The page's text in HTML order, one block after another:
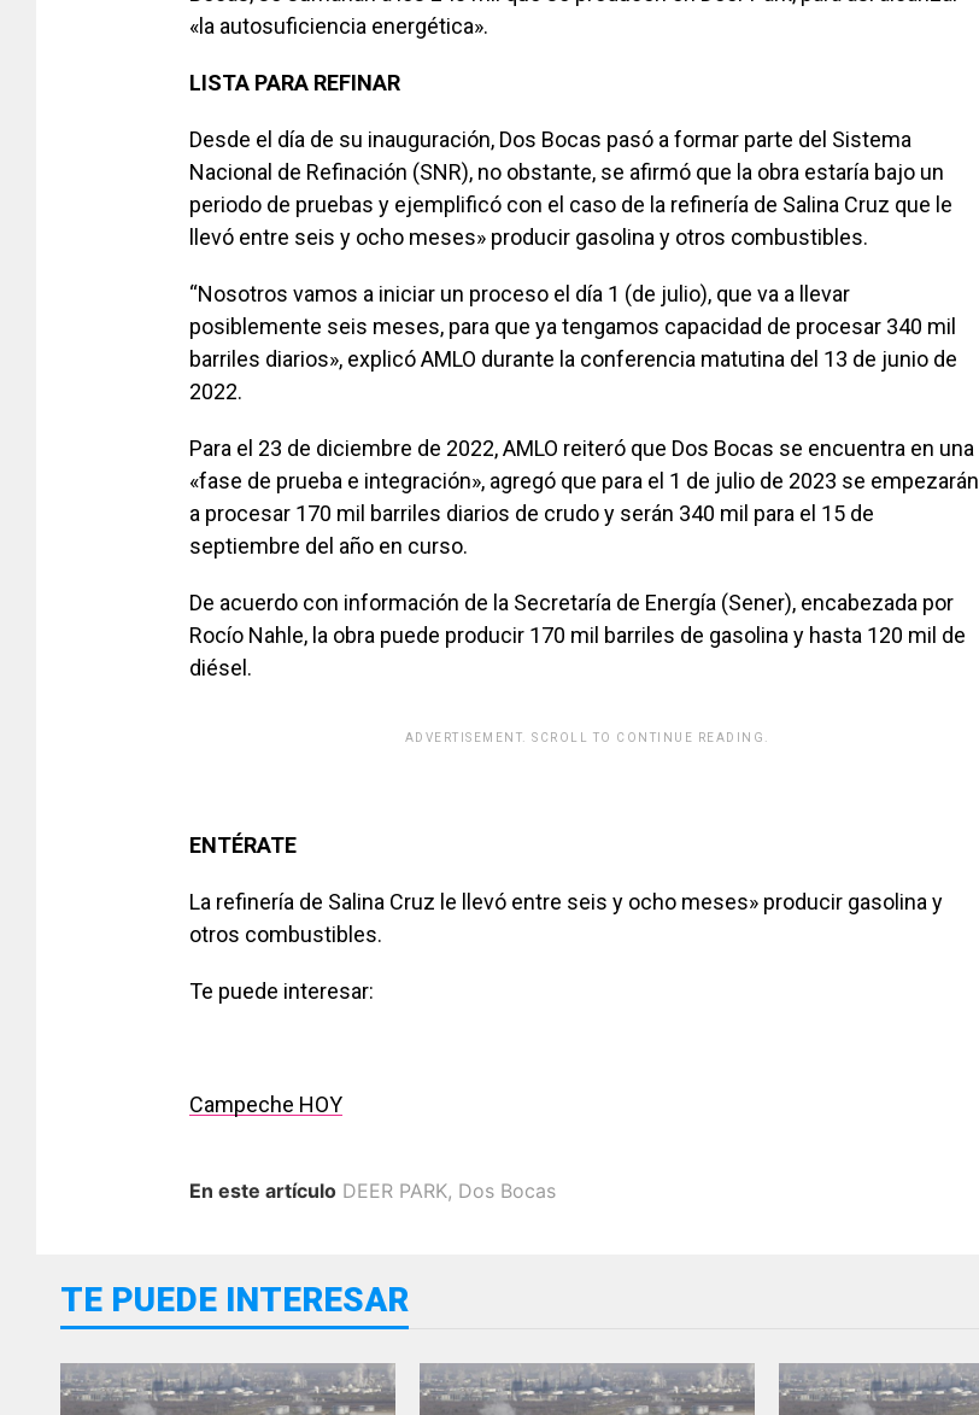
«la autosuficiencia energética».
LISTA PARA REFINAR
Desde el día de su inauguración, Dos Bocas pasó a formar parte del Sistema
Nacional de Refinación (SNR), no obstante, se afirmó que la obra estaría bajo un
periodo de pruebas y ejemplificó con el caso de la refinería de Salina Cruz que le
llevó entre seis y ocho meses» producir gasolina y otros combustibles.
“Nosotros vamos a iniciar un proceso el día 1 (de julio), que va a llevar
posiblemente seis meses, para que ya tengamos capacidad de procesar 340 mil
barriles diarios», explicó AMLO durante la conferencia matutina del 13 de junio de
2022.
Para el 23 de diciembre de 2022, AMLO reiteró que Dos Bocas se encuentra en una
«fase de prueba e integración», agregó que para el 1 de julio de 2023 se empezarán
a procesar 170 mil barriles diarios de crudo y serán 340 mil para el 15 de
septiembre del año en curso.
De acuerdo con información de la Secretaría de Energía (Sener), encabezada por
Rocío Nahle, la obra puede producir 170 mil barriles de gasolina y hasta 120 mil de
diésel.
ADVERTISEMENT. SCROLL TO CONTINUE READING.
ENTÉRATE
La refinería de Salina Cruz le llevó entre seis y ocho meses» producir gasolina y
otros combustibles.
Te puede interesar:
Campeche HOY
En este artículo DEER PARK, Dos Bocas
TE PUEDE INTERESAR